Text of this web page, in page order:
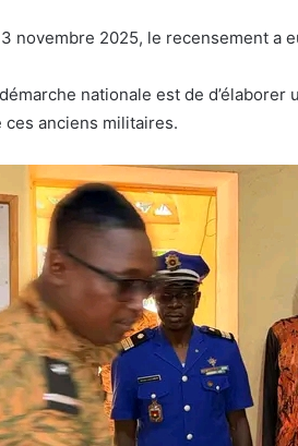
novembre 2025, le recensement a
nationale est de
anciens militaires.